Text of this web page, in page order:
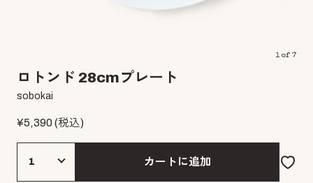
1of 7
ロトンド 28cmプレート
sobokai
¥5,390(税込)
カートに追加